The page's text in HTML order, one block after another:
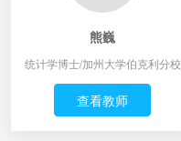
熊巍
统计学博士/加州大学伯克利分校
查看教师